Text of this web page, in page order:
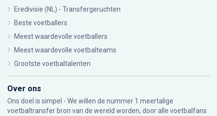
Eredivisie (NL) - Transfergeruchten
Beste voetballers
Meest waardevolle voetballers
Meest waardevolle voetbalteams
Grootste voetbaltalenten
Over ons
Ons doel is simpel - We willen de nummer 1 meertalige
voetbaltransfer bron van de wereld worden, door alle voetbalfans